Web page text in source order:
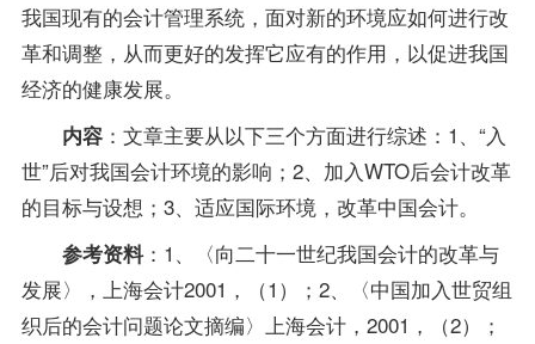
我国现有的会计管理系统，面对新的环境应如何进行改
革和调整，从而更好的发挥它应有的作用，以促进我国
经济的健康发展。
内容：文章主要从以下三个方面进行综述：1、“入
世”后对我国会计环境的影响；2、加入WTO后会计改革
的目标与设想；3、适应国际环境，改革中国会计。
参考资料：1、〈向二十一世纪我国会计的改革与
发展〉，上海会计2001，（1）；2、〈中国加入世贸组
织后的会计问题论文摘编〉上海会计，2001，（2）；